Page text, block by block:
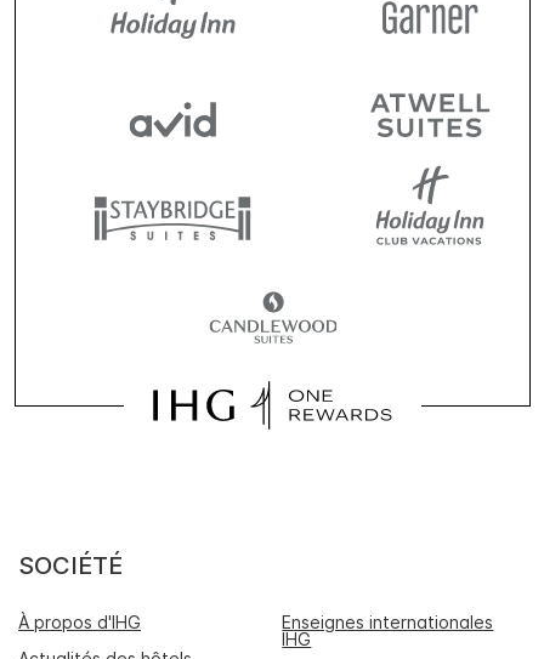
SOCIÉTÉ
À propos d'IHG
Enseignes internationales
IHG